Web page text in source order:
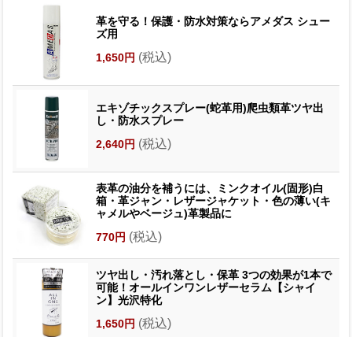
革を守る！保護・防水対策ならアメダス シュー
ズ用
1,650円 (税込)
エキゾチックスプレー(蛇革用)爬虫類革ツヤ出
し・防水スプレー
2,640円 (税込)
表革の油分を補うには、ミンクオイル(固形)白
箱・革ジャン・レザージャケット・色の薄い(キ
ャメルやベージュ)革製品に
770円 (税込)
ツヤ出し・汚れ落とし・保革 3つの効果が1本で
可能！オールインワンレザーセラム【シャイ
ン】光沢特化
1,650円 (税込)